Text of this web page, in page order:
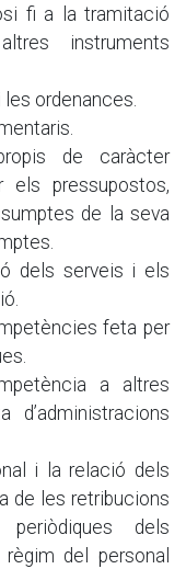
fi a la tramitació
instruments
ordenances.
de caràcter
els pressupostos,
de la seva
dels serveis i els
feta per
a altres
i la relació dels
de les retribucions
dels
del personal